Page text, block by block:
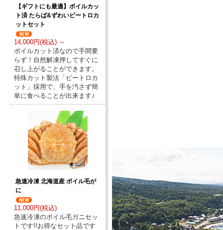
【ギフトにも最適】ボイルカッ
ト済 たらば&ずわいビートロカ
ットセット
14,000円(税込) ～
ボイルカット済なので手間要
らず！自然解凍押してすぐに
召し上がることができます。
特殊カット製法「ビートロカ
ット」採用で、手を汚さず簡
単に食べることが出来ます♪
急速冷凍 北海道産 ボイル毛が
に
11,000円(税込)
急速冷凍のボイル毛ガニセッ
トです!!お得なセット品です